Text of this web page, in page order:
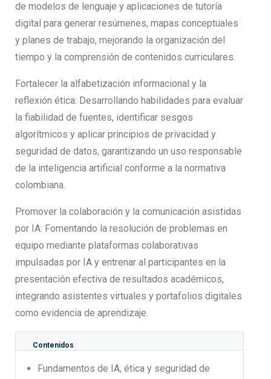
de modelos de lenguaje y aplicaciones de tutoría
digital para generar resúmenes, mapas conceptuales
y planes de trabajo, mejorando la organización del
tiempo y la comprensión de contenidos curriculares.
Fortalecer la alfabetización informacional y la
reflexión ética: Desarrollando habilidades para evaluar
la fiabilidad de fuentes, identificar sesgos
algorítmicos y aplicar principios de privacidad y
seguridad de datos, garantizando un uso responsable
de la inteligencia artificial conforme a la normativa
colombiana.
Promover la colaboración y la comunicación asistidas
por IA: Fomentando la resolución de problemas en
equipo mediante plataformas colaborativas
impulsadas por IA y entrenar al participantes en la
presentación efectiva de resultados académicos,
integrando asistentes virtuales y portafolios digitales
como evidencia de aprendizaje.
Contenidos
Fundamentos de IA, ética y seguridad de